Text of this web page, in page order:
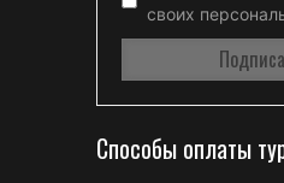
своих
Способы оплаты